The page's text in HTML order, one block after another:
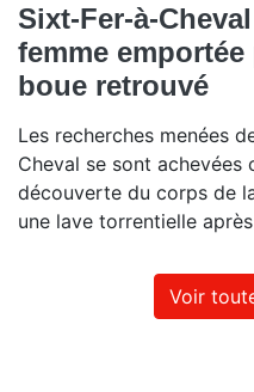
Sixt-Fer-à-
femme
boue retrouvé
Les recherches menées
Cheval se sont achevées
découverte du corps de
une lave torrentielle
Voir